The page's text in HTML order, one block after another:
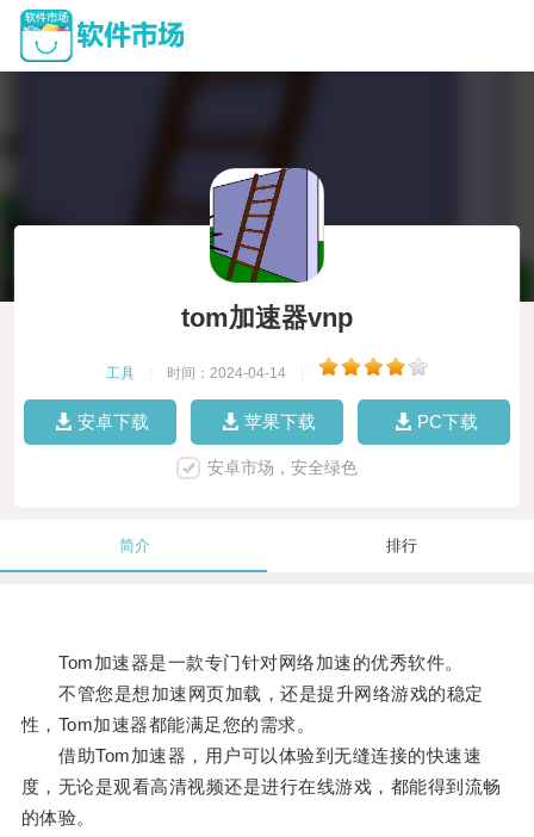
tom加速器vnp
工具 时间：2024-04-14
安卓下载 苹果下载 PC下载
安卓市场，安全绿色
简介 排行
Tom加速器是一款专门针对网络加速的优秀软件。
不管您是想加速网页加载，还是提升网络游戏的稳定
性，Tom加速器都能满足您的需求。
借助Tom加速器，用户可以体验到无缝连接的快速速
度，无论是观看高清视频还是进行在线游戏，都能得到流畅
的体验。